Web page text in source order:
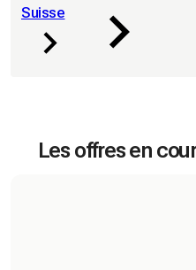
Suisse
Les offres en